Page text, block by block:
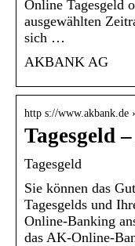
Online Tagesgeld
ausgewählten
sich …
AKBANK AG
http s://www.akbank.de
Tagesgeld
Tagesgeld
Sie können das
Tagesgelds und
Online-Banking
das AK-Online-